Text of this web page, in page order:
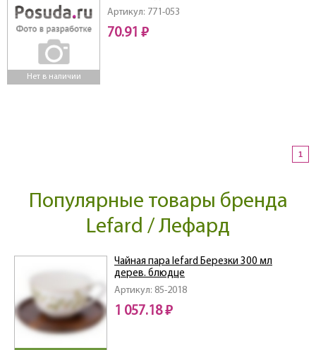
Нет в наличии
Артикул: 771-053
КОР=300ШТ.)
70.91 ₽
1
Популярные товары бренда
Lefard / Лефард
Артикул: 85-2018
Чайная пара lefard Березки 300 мл
дерев. блюдце
1 057.18 ₽